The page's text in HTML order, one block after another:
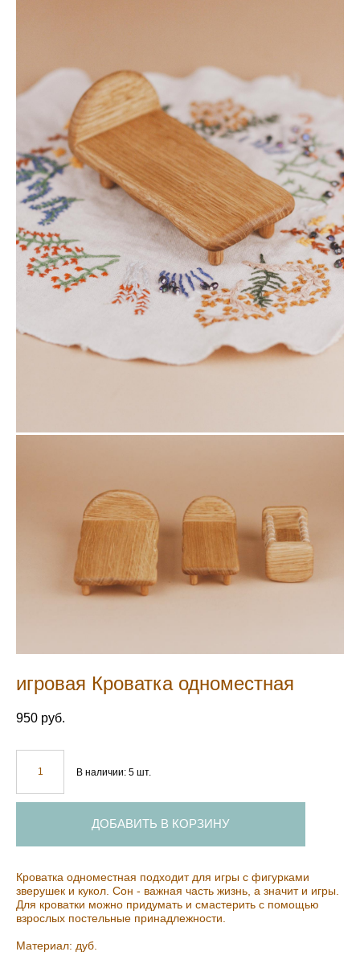
игровая Кроватка одноместная
950 pуб.
В наличии: 5 шт.
ДОБАВИТЬ В КОРЗИНУ
Кроватка одноместная подходит для игры с фигурками
зверушек и кукол. Сон - важная часть жизнь, а значит и игры.
Для кроватки можно придумать и смастерить с помощью
взрослых постельные принадлежности.
Материал: дуб.